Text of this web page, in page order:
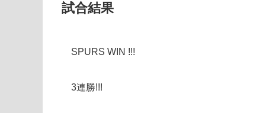
試合結果
SPURS WIN !!!
3連勝!!!